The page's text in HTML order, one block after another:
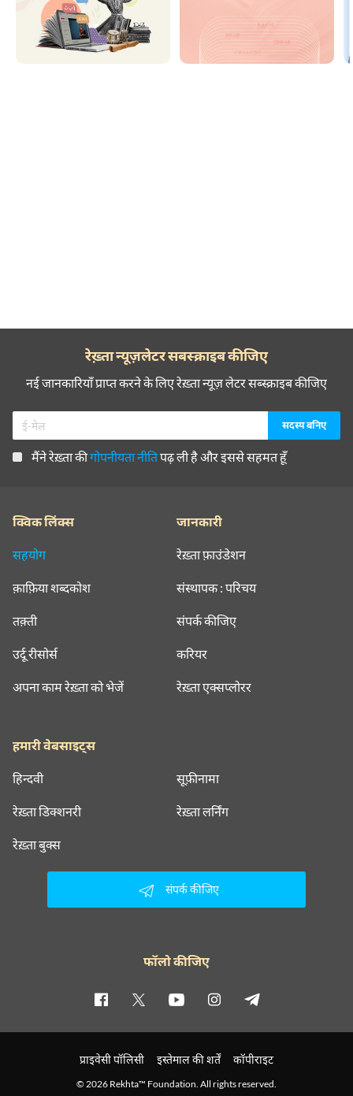
रेख़्ता न्यूज़लेटर सबस्क्राइब कीजिए
नई जानकारियाँ प्राप्त करने के लिए रेख़्ता न्यूज़ लेटर सब्स्क्राइब कीजिए
मैंने रेख़्ता कीगोपनीयता नीतिपढ़ ली है और इससे सहमत हूँ
क्विक लिंक्स
सहयोग
क़ाफ़िया शब्दकोश
तक़्ती
उर्दू रीसोर्स
अपना काम रेख़्ता को भेजें
जानकारी
रेख़्ता फ़ाउंडेशन
संस्थापक : परिचय
संपर्क कीजिए
करियर
रेख़्ता एक्सप्लोरर
हमारी वेबसाइट्स
हिन्दवी सूफ़ीनामा
रेख़्ता डिक्शनरी रेख़्ता लर्निंग
रेख़्ता बुक्स
संपर्क कीजिए
फॉलो कीजिए
प्राइवेसी पॉलिसी इस्तेमाल की शर्तें कॉपीराइट
© 2026 Rekhta™ Foundation. All rights reserved.